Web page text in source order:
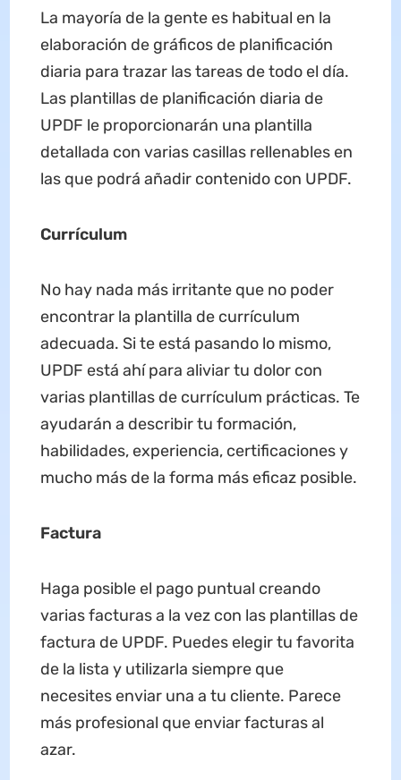
La mayoría de la gente es habitual en la
elaboración de gráficos de planificación
diaria para trazar las tareas de todo el día.
Las plantillas de planificación diaria de
UPDF le proporcionarán una plantilla
detallada con varias casillas rellenables en
las que podrá añadir contenido con UPDF.
Currículum
No hay nada más irritante que no poder
encontrar la plantilla de currículum
adecuada. Si te está pasando lo mismo,
UPDF está ahí para aliviar tu dolor con
varias plantillas de currículum prácticas. Te
ayudarán a describir tu formación,
habilidades, experiencia, certificaciones y
mucho más de la forma más eficaz posible.
Factura
Haga posible el pago puntual creando
varias facturas a la vez con las plantillas de
factura de UPDF. Puedes elegir tu favorita
de la lista y utilizarla siempre que
necesites enviar una a tu cliente. Parece
más profesional que enviar facturas al
azar.